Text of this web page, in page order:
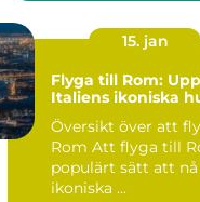
15. jan
Flyga till Rom:
Italiens ikoniska
Översikt över att
Rom Att flyga till Rom är ett
populärt sätt att
ikoniska ...